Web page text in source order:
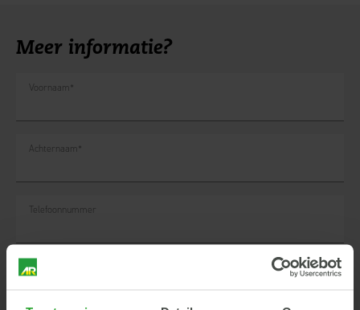
Meer informatie?
Voornaam *
Achternaam *
Telefoonnummer
Adres en woonplaats